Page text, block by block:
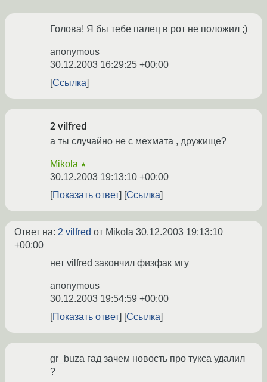
Голова! Я бы тебе палец в рот не положил ;)
anonymous
30.12.2003 16:29:25 +00:00
Ссылка
2 vilfred
а ты случайно не с мехмата , дружище?
Mikola ★
30.12.2003 19:13:10 +00:00
Показать ответ
Ссылка
Ответ на: 2 vilfred от Mikola 30.12.2003 19:13:10
+00:00
нет vilfred закончил физфак мгу
anonymous
30.12.2003 19:54:59 +00:00
Показать ответ
Ссылка
gr_buza гад зачем новость про тукса удалил
?